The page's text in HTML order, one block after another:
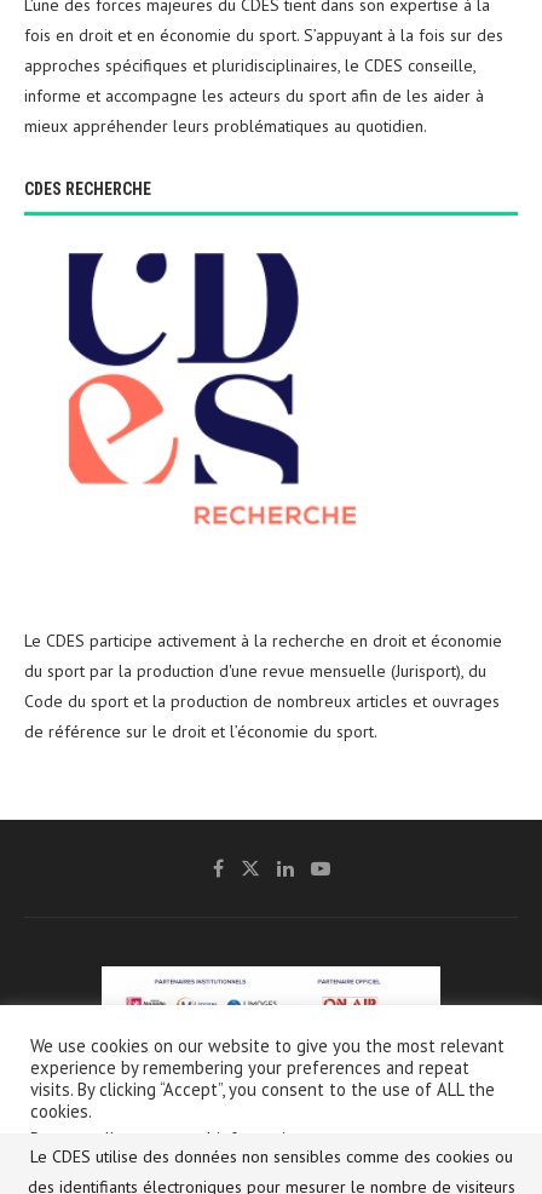
L’une des forces majeures du CDES tient dans son expertise à la
fois en droit et en économie du sport. S’appuyant à la fois sur des
approches spécifiques et pluridisciplinaires, le CDES conseille,
informe et accompagne les acteurs du sport afin de les aider à
mieux appréhender leurs problématiques au quotidien.
CDES RECHERCHE
Le CDES participe activement à la recherche en droit et économie
du sport par la production d'une revue mensuelle (Jurisport), du
Code du sport et la production de nombreux articles et ouvrages
de référence sur le droit et l’économie du sport.
@2021 - CDES -Mentions légales & Crédits- Charte de protection et d’utilisation
des données personnelles
We use cookies on our website to give you the most relevant
experience by remembering your preferences and repeat
visits. By clicking “Accept”, you consent to the use of ALL the
cookies.
Do not sell my personal information
Réglages des cookies Accepter
Le CDES utilise des données non sensibles comme des cookies ou
des identifiants électroniques pour mesurer le nombre de visiteurs
Français